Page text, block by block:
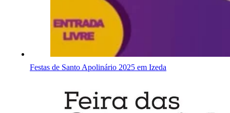
Festas de Santo Apolinário 2025 em Izeda